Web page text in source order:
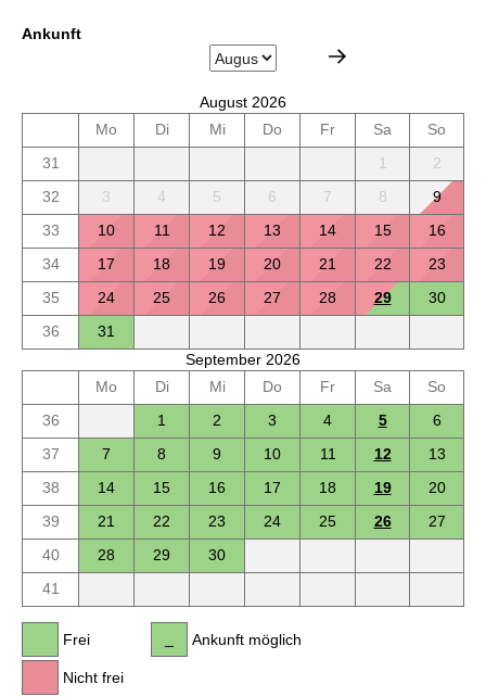
Ankunft
August 2026
Mo
Di Mi Do Fr Sa
So
31
1
2
32
3 4 5 6 7 8
9
33
10 11 12 13 14 15
16
34
17 18 19 20 21 22
23
35
24 25 26 27 28 29
30
36
31
September 2026
Mo
Di Mi Do Fr Sa
So
36
1 2 3 4 5
6
37
7 8 9 10 11 12
13
38
14 15 16 17 18 19
20
39
21 22 23 24 25 26
27
40
28 29
30
41
Frei
Nicht frei
Ankunft möglich